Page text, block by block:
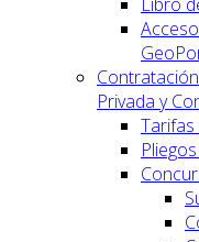
Privada y
Tarifas